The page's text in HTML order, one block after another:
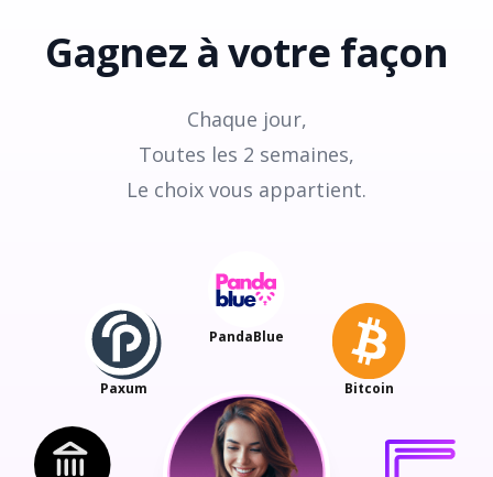
Gagnez à votre façon
Chaque jour,
Toutes les 2 semaines,
Le choix vous appartient.
PandaBlue
Bitcoin
Paxum